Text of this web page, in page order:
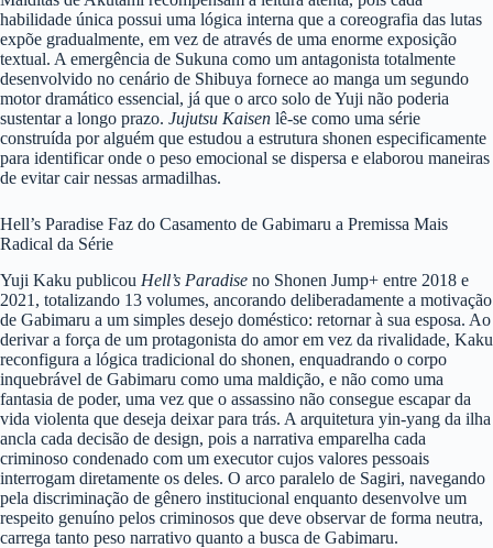
habilidade única possui uma lógica interna que a coreografia das lutas
expõe gradualmente, em vez de através de uma enorme exposição
textual. A emergência de Sukuna como um antagonista totalmente
desenvolvido no cenário de Shibuya fornece ao manga um segundo
motor dramático essencial, já que o arco solo de Yuji não poderia
sustentar a longo prazo. Jujutsu Kaisen lê-se como uma série
construída por alguém que estudou a estrutura shonen especificamente
para identificar onde o peso emocional se dispersa e elaborou maneiras
de evitar cair nessas armadilhas.
Hell’s Paradise Faz do Casamento de Gabimaru a Premissa Mais
Radical da Série
Yuji Kaku publicou Hell’s Paradise no Shonen Jump+ entre 2018 e
2021, totalizando 13 volumes, ancorando deliberadamente a motivação
de Gabimaru a um simples desejo doméstico: retornar à sua esposa. Ao
derivar a força de um protagonista do amor em vez da rivalidade, Kaku
reconfigura a lógica tradicional do shonen, enquadrando o corpo
inquebrável de Gabimaru como uma maldição, e não como uma
fantasia de poder, uma vez que o assassino não consegue escapar da
vida violenta que deseja deixar para trás. A arquitetura yin-yang da ilha
ancla cada decisão de design, pois a narrativa emparelha cada
criminoso condenado com um executor cujos valores pessoais
interrogam diretamente os deles. O arco paralelo de Sagiri, navegando
pela discriminação de gênero institucional enquanto desenvolve um
respeito genuíno pelos criminosos que deve observar de forma neutra,
carrega tanto peso narrativo quanto a busca de Gabimaru.